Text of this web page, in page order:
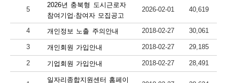
보
보
련
우
내
5
2026년 충북형 도시근로자
참여기업·참여자 모집공고
2026-02-01 40,619
4 개인정보 노출 주의안내 2018-02-27 30,061
3 개인회원 가입안내 2018-02-27 29,185
2 기업회원 가입안내 2018-02-27 28,491
일자리종합지원센터 홈페이
안